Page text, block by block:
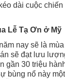
dài cuộc
Lễ Tạ Ơn ở Mỹ
nay sẽ là
sẽ đạt lưu
gần 30 triệu
bùng nổ này